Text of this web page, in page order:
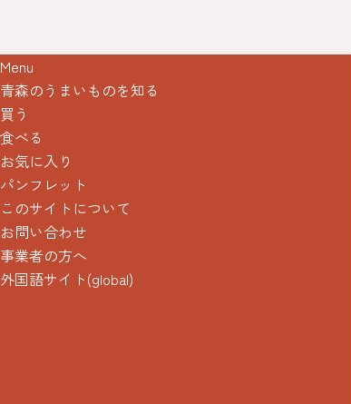
Menu
青森のうまいものを知る
買う
食べる
お気に入り
パンフレット
このサイトについて
お問い合わせ
事業者の方へ
外国語サイト(global)